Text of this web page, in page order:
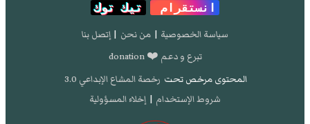
انستقرام
تيك توك
سياسة الخصوصية | من نحن | إتصل بنا
تبرع و دعم ❤️ donation
المحتوى مرخص تحت رخصة المشاع الإبداعي 3.0
شروط الإستخدام | إخلاء المسؤولية